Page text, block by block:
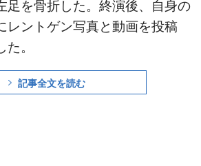
足を骨折した。終演後、自身の
レントゲン写真と動画を投稿
。
記事全文を読む